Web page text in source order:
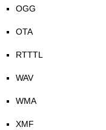
OGG
OTA
RTTTL
WAV
WMA
XMF